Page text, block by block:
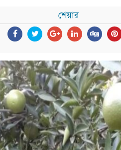
শেয়ার